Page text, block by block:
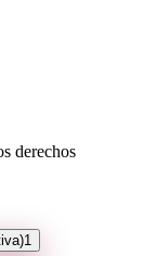
derechos
1